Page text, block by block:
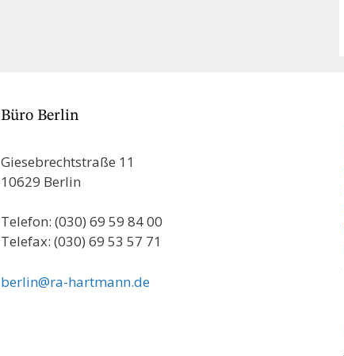
Büro Berlin
Giesebrechtstraße 11
10629 Berlin
Telefon: (030) 69 59 84 00
Telefax: (030) 69 53 57 71
berlin@ra-hartmann.de